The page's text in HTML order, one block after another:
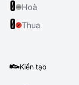
Kiến tạo
0 Hoà
0 Thua